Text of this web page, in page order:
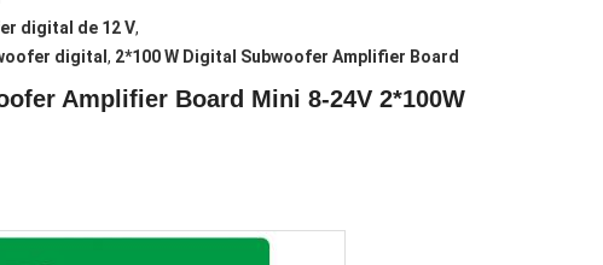
digital de 12 V,
digital , 2*100 W Digital Subwoofer Amplifier Board
Amplifier Board Mini 8-24V 2*100W